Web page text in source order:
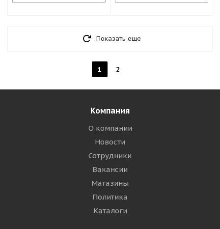
Показать еще
1 2
Компания
О компании
Новости
Сотрудники
Вакансии
Магазины
Политика
Каталоги